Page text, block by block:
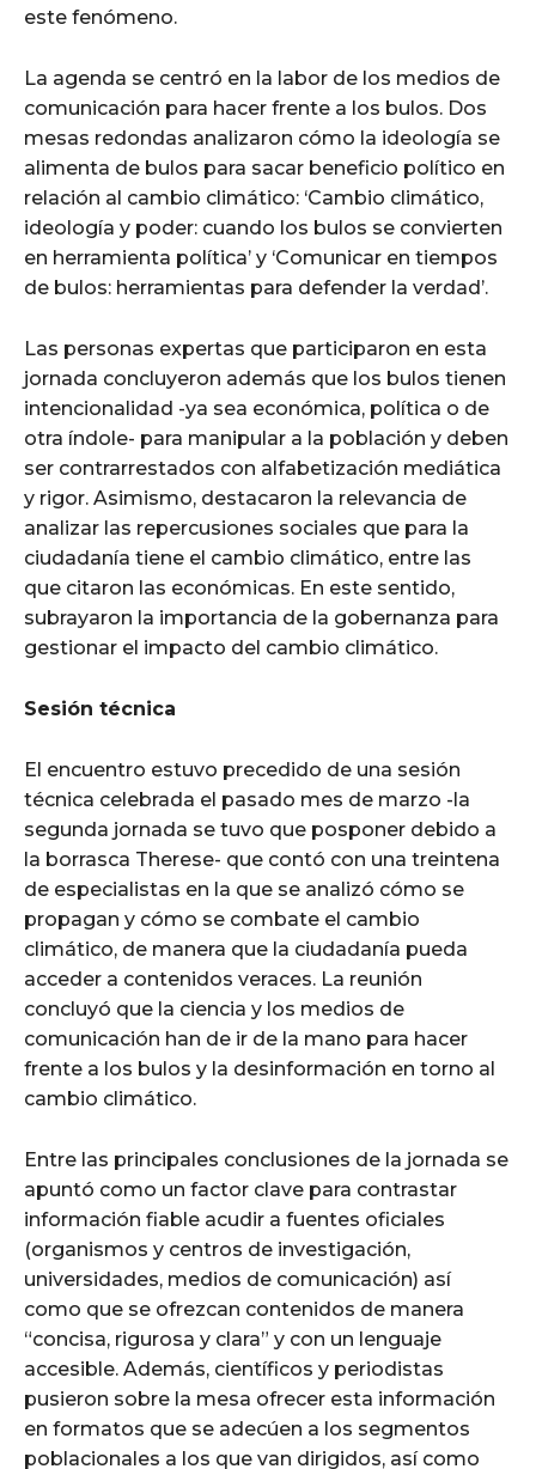
este fenómeno.
La agenda se centró en la labor de los medios de
comunicación para hacer frente a los bulos. Dos
mesas redondas analizaron cómo la ideología se
alimenta de bulos para sacar beneficio político en
relación al cambio climático: ‘Cambio climático,
ideología y poder: cuando los bulos se convierten
en herramienta política’ y ‘Comunicar en tiempos
de bulos: herramientas para defender la verdad’.
Las personas expertas que participaron en esta
jornada concluyeron además que los bulos tienen
intencionalidad -ya sea económica, política o de
otra índole- para manipular a la población y deben
ser contrarrestados con alfabetización mediática
y rigor. Asimismo, destacaron la relevancia de
analizar las repercusiones sociales que para la
ciudadanía tiene el cambio climático, entre las
que citaron las económicas. En este sentido,
subrayaron la importancia de la gobernanza para
gestionar el impacto del cambio climático.
Sesión técnica
El encuentro estuvo precedido de una sesión
técnica celebrada el pasado mes de marzo -la
segunda jornada se tuvo que posponer debido a
la borrasca Therese- que contó con una treintena
de especialistas en la que se analizó cómo se
propagan y cómo se combate el cambio
climático, de manera que la ciudadanía pueda
acceder a contenidos veraces. La reunión
concluyó que la ciencia y los medios de
comunicación han de ir de la mano para hacer
frente a los bulos y la desinformación en torno al
cambio climático.
Entre las principales conclusiones de la jornada se
apuntó como un factor clave para contrastar
información fiable acudir a fuentes oficiales
(organismos y centros de investigación,
universidades, medios de comunicación) así
como que se ofrezcan contenidos de manera
“concisa, rigurosa y clara” y con un lenguaje
accesible. Además, científicos y periodistas
pusieron sobre la mesa ofrecer esta información
en formatos que se adecúen a los segmentos
poblacionales a los que van dirigidos, así como